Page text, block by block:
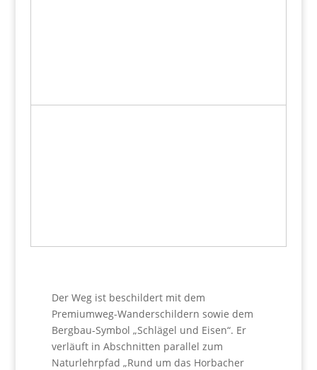
Der Weg ist beschildert mit dem
Premiumweg-Wanderschildern sowie dem
Bergbau-Symbol „Schlägel und Eisen“. Er
verläuft in Abschnitten parallel zum
Naturlehrpfad „Rund um das Horbacher